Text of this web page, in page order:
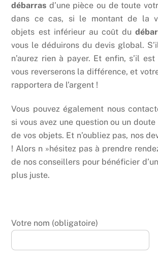
débarras d’une pièce ou de toute
dans ce cas, si le montant de la
objets est inférieur au coût du
vous le déduirons du devis global.
n’aurez rien à payer. Et enfin, s’il est
vous reverserons la différence, et
rapportera de l’argent !
Vous pouvez également nous
si vous avez une question ou un doute
de vos objets. Et n’oubliez pas, nos
! Alors n »hésitez pas à prendre
de nos conseillers pour bénéficier
plus juste.
Votre nom (obligatoire)